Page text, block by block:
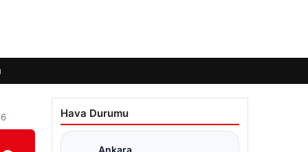
Hava Durumu
Ankara